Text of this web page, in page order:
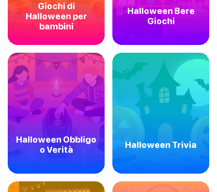
Giochi di
Halloween per
bambini
Halloween Bere
Giochi
Halloween Obbligo
o Verità
Halloween Trivia